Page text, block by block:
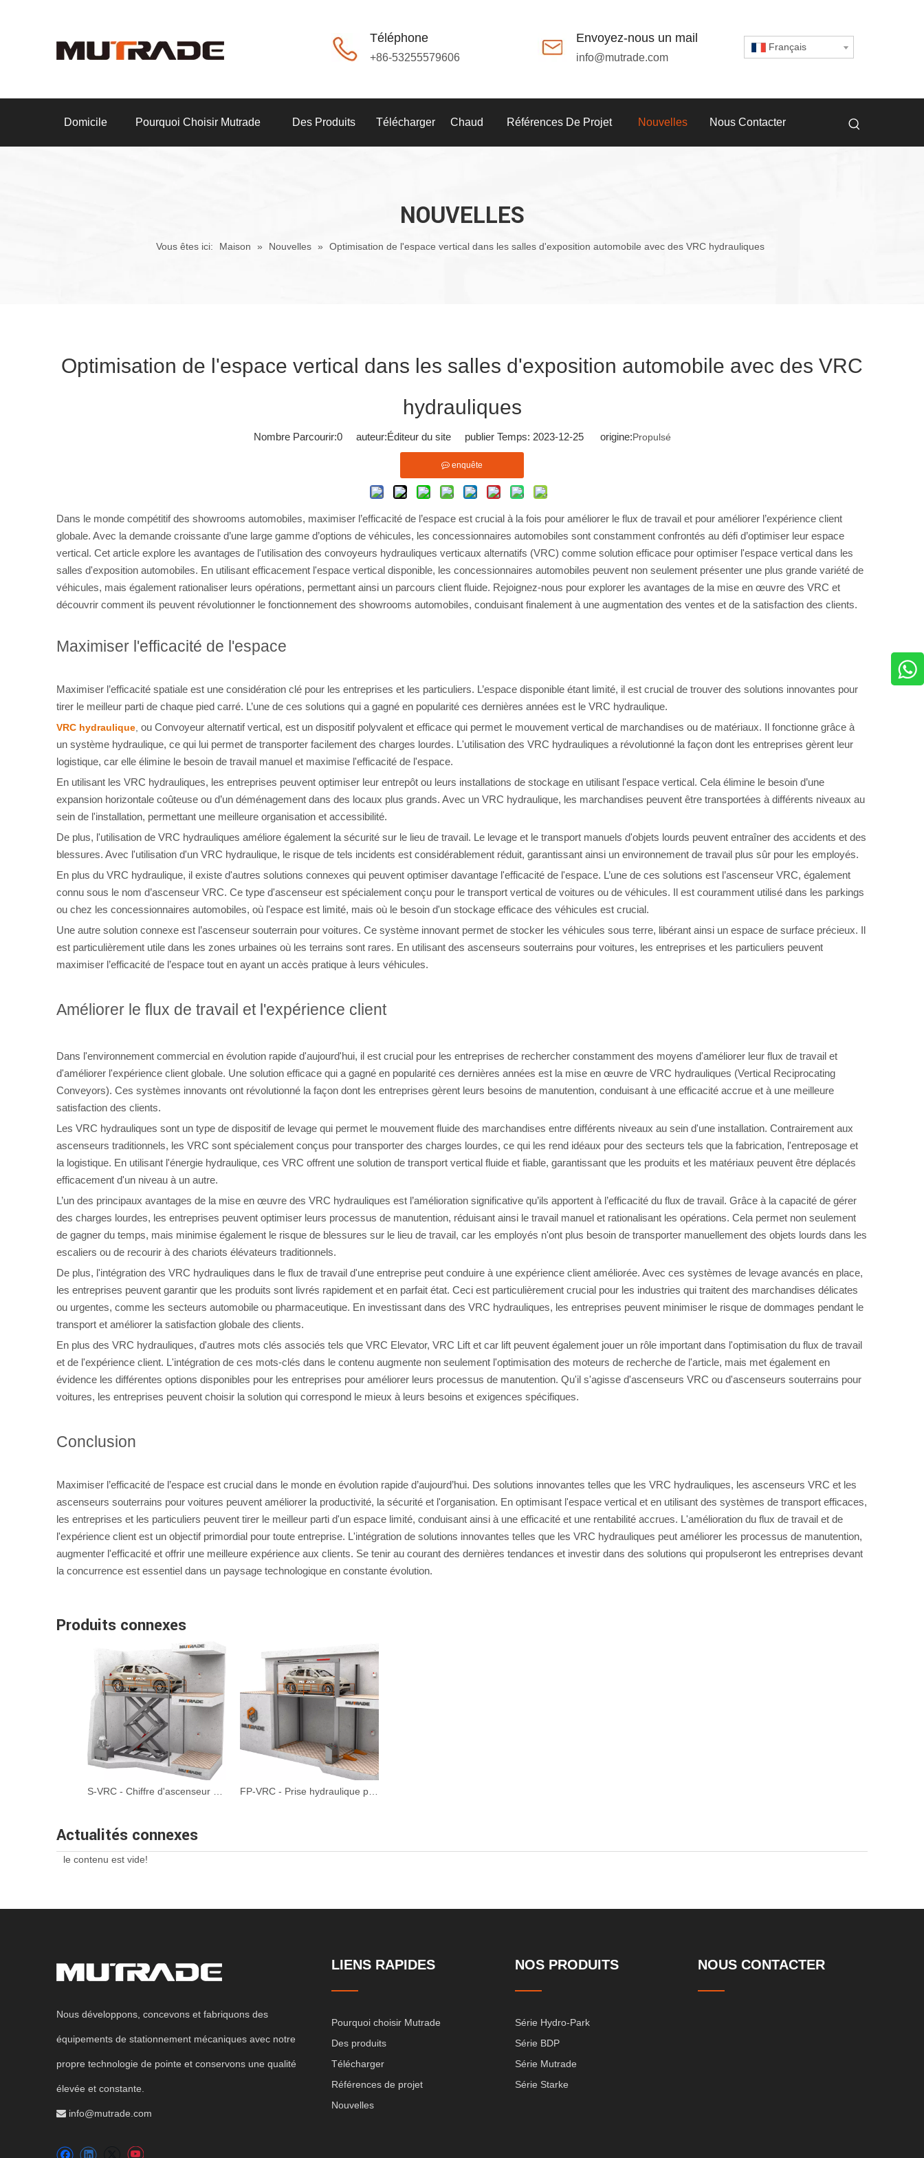
Téléphone
+86-53255579606
Envoyez-nous un mail
info@mutrade.com
Français
Domicile Pourquoi Choisir Mutrade Des Produits Télécharger Chaud Références De Projet Nouvelles Nous Contacter
NOUVELLES
Vous êtes ici: Maison » Nouvelles » Optimisation de l'espace vertical dans les salles d'exposition automobile avec des VRC hydrauliques
Optimisation de l'espace vertical dans les salles d'exposition automobile avec des VRC
hydrauliques
Nombre Parcourir:0auteur:Éditeur du site publier Temps: 2023-12-25 origine:Propulsé
enquête
Dans le monde compétitif des showrooms automobiles, maximiser l’efficacité de l’espace est crucial à la fois pour améliorer le flux de travail et pour améliorer l’expérience client
globale. Avec la demande croissante d’une large gamme d’options de véhicules, les concessionnaires automobiles sont constamment confrontés au défi d’optimiser leur espace
vertical. Cet article explore les avantages de l'utilisation des convoyeurs hydrauliques verticaux alternatifs (VRC) comme solution efficace pour optimiser l'espace vertical dans les
salles d'exposition automobiles. En utilisant efficacement l'espace vertical disponible, les concessionnaires automobiles peuvent non seulement présenter une plus grande variété de
véhicules, mais également rationaliser leurs opérations, permettant ainsi un parcours client fluide. Rejoignez-nous pour explorer les avantages de la mise en œuvre des VRC et
découvrir comment ils peuvent révolutionner le fonctionnement des showrooms automobiles, conduisant finalement à une augmentation des ventes et de la satisfaction des clients.
Maximiser l'efficacité de l'espace
Maximiser l’efficacité spatiale est une considération clé pour les entreprises et les particuliers. L’espace disponible étant limité, il est crucial de trouver des solutions innovantes pour
tirer le meilleur parti de chaque pied carré. L’une de ces solutions qui a gagné en popularité ces dernières années est le VRC hydraulique.
VRC hydraulique ou Convoyeur alternatif vertical, est un dispositif polyvalent et efficace qui permet le mouvement vertical de marchandises ou de matériaux. Il fonctionne grâce à
un système hydraulique, ce qui lui permet de transporter facilement des charges lourdes. L'utilisation des VRC hydrauliques a révolutionné la façon dont les entreprises gèrent leur
logistique, car elle élimine le besoin de travail manuel et maximise l'efficacité de l'espace.
En utilisant les VRC hydrauliques, les entreprises peuvent optimiser leur entrepôt ou leurs installations de stockage en utilisant l'espace vertical. Cela élimine le besoin d’une
expansion horizontale coûteuse ou d’un déménagement dans des locaux plus grands. Avec un VRC hydraulique, les marchandises peuvent être transportées à différents niveaux au
sein de l'installation, permettant une meilleure organisation et accessibilité.
De plus, l'utilisation de VRC hydrauliques améliore également la sécurité sur le lieu de travail. Le levage et le transport manuels d'objets lourds peuvent entraîner des accidents et des
blessures. Avec l'utilisation d'un VRC hydraulique, le risque de tels incidents est considérablement réduit, garantissant ainsi un environnement de travail plus sûr pour les employés.
En plus du VRC hydraulique, il existe d'autres solutions connexes qui peuvent optimiser davantage l'efficacité de l'espace. L’une de ces solutions est l’ascenseur VRC, également
connu sous le nom d’ascenseur VRC. Ce type d'ascenseur est spécialement conçu pour le transport vertical de voitures ou de véhicules. Il est couramment utilisé dans les parkings
ou chez les concessionnaires automobiles, où l'espace est limité, mais où le besoin d'un stockage efficace des véhicules est crucial.
Une autre solution connexe est l’ascenseur souterrain pour voitures. Ce système innovant permet de stocker les véhicules sous terre, libérant ainsi un espace de surface précieux. Il
est particulièrement utile dans les zones urbaines où les terrains sont rares. En utilisant des ascenseurs souterrains pour voitures, les entreprises et les particuliers peuvent
maximiser l’efficacité de l’espace tout en ayant un accès pratique à leurs véhicules.
Améliorer le flux de travail et l'expérience client
Dans l'environnement commercial en évolution rapide d'aujourd'hui, il est crucial pour les entreprises de rechercher constamment des moyens d'améliorer leur flux de travail et
d'améliorer l'expérience client globale. Une solution efficace qui a gagné en popularité ces dernières années est la mise en œuvre de VRC hydrauliques (Vertical Reciprocating
Conveyors). Ces systèmes innovants ont révolutionné la façon dont les entreprises gèrent leurs besoins de manutention, conduisant à une efficacité accrue et à une meilleure
satisfaction des clients.
Les VRC hydrauliques sont un type de dispositif de levage qui permet le mouvement fluide des marchandises entre différents niveaux au sein d'une installation. Contrairement aux
ascenseurs traditionnels, les VRC sont spécialement conçus pour transporter des charges lourdes, ce qui les rend idéaux pour des secteurs tels que la fabrication, l'entreposage et
la logistique. En utilisant l'énergie hydraulique, ces VRC offrent une solution de transport vertical fluide et fiable, garantissant que les produits et les matériaux peuvent être déplacés
efficacement d'un niveau à un autre.
L’un des principaux avantages de la mise en œuvre des VRC hydrauliques est l’amélioration significative qu’ils apportent à l’efficacité du flux de travail. Grâce à la capacité de gérer
des charges lourdes, les entreprises peuvent optimiser leurs processus de manutention, réduisant ainsi le travail manuel et rationalisant les opérations. Cela permet non seulement
de gagner du temps, mais minimise également le risque de blessures sur le lieu de travail, car les employés n'ont plus besoin de transporter manuellement des objets lourds dans les
escaliers ou de recourir à des chariots élévateurs traditionnels.
De plus, l'intégration des VRC hydrauliques dans le flux de travail d'une entreprise peut conduire à une expérience client améliorée. Avec ces systèmes de levage avancés en place,
les entreprises peuvent garantir que les produits sont livrés rapidement et en parfait état. Ceci est particulièrement crucial pour les industries qui traitent des marchandises délicates
ou urgentes, comme les secteurs automobile ou pharmaceutique. En investissant dans des VRC hydrauliques, les entreprises peuvent minimiser le risque de dommages pendant le
transport et améliorer la satisfaction globale des clients.
En plus des VRC hydrauliques, d'autres mots clés associés tels que VRC Elevator, VRC Lift et car lift peuvent également jouer un rôle important dans l'optimisation du flux de travail
et de l'expérience client. L'intégration de ces mots-clés dans le contenu augmente non seulement l'optimisation des moteurs de recherche de l'article, mais met également en
évidence les différentes options disponibles pour les entreprises pour améliorer leurs processus de manutention. Qu'il s'agisse d'ascenseurs VRC ou d'ascenseurs souterrains pour
voitures, les entreprises peuvent choisir la solution qui correspond le mieux à leurs besoins et exigences spécifiques.
Conclusion
Maximiser l’efficacité de l’espace est crucial dans le monde en évolution rapide d’aujourd’hui. Des solutions innovantes telles que les VRC hydrauliques, les ascenseurs VRC et les
ascenseurs souterrains pour voitures peuvent améliorer la productivité, la sécurité et l'organisation. En optimisant l'espace vertical et en utilisant des systèmes de transport efficaces,
les entreprises et les particuliers peuvent tirer le meilleur parti d'un espace limité, conduisant ainsi à une efficacité et une rentabilité accrues. L'amélioration du flux de travail et de
l'expérience client est un objectif primordial pour toute entreprise. L'intégration de solutions innovantes telles que les VRC hydrauliques peut améliorer les processus de manutention,
augmenter l'efficacité et offrir une meilleure expérience aux clients. Se tenir au courant des dernières tendances et investir dans des solutions qui propulseront les entreprises devant
la concurrence est essentiel dans un paysage technologique en constante évolution.
Produits connexes
Actualités connexes
le contenu est vide!
Nous développons, concevons et fabriquons des
équipements de stationnement mécaniques avec notre
propre technologie de pointe et conservons une qualité
élevée et constante.
 info@mutrade.com
LIENS RAPIDES
Pourquoi choisir Mutrade
Des produits
Télécharger
Références de projet
Nouvelles
NOS PRODUITS
Série Hydro-Park
Série BDP
Série Mutrade
Série Starke
NOUS CONTACTER